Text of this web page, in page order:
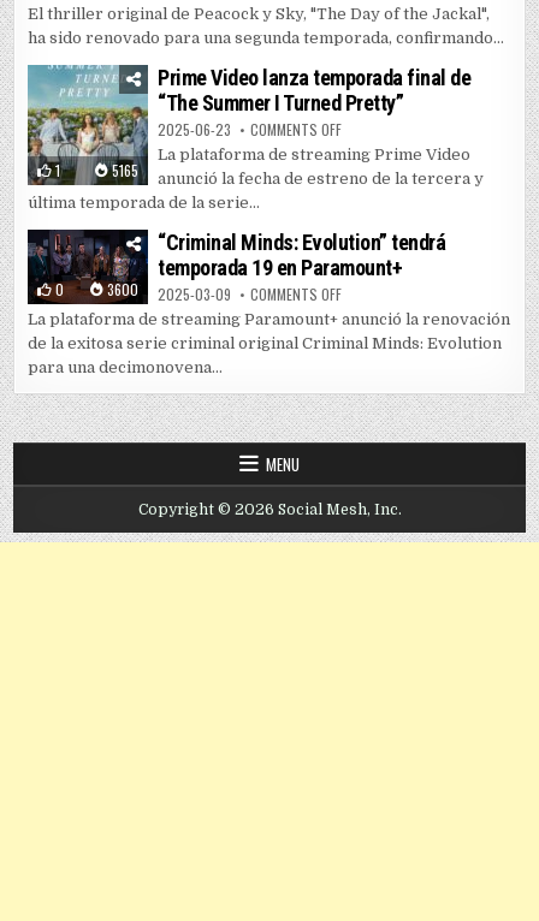
El thriller original de Peacock y Sky, "The Day of the Jackal",
ha sido renovado para una segunda temporada, confirmando...
1 5165
Prime Video lanza temporada final de
“The Summer I Turned Pretty”
2025-06-23 COMMENTS OFFON PRIME VIDEO LANZA
La plataforma de streaming Prime Video
anunció la fecha de estreno de la tercera y
última temporada de la serie...
0 3600
“Criminal Minds: Evolution” tendrá
temporada 19 en Paramount+
2025-03-09 COMMENTS OFFON “CRIMINAL MINDS:
La plataforma de streaming Paramount+ anunció la renovación
de la exitosa serie criminal original Criminal Minds: Evolution
para una decimonovena...
MENU
Copyright © 2026 Social Mesh, Inc.